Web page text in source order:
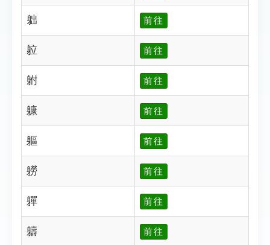
䠳 前往
䠴 前往
䠵 前往
躿 前往
軀 前往
軂 前往
軃 前往
軇 前往